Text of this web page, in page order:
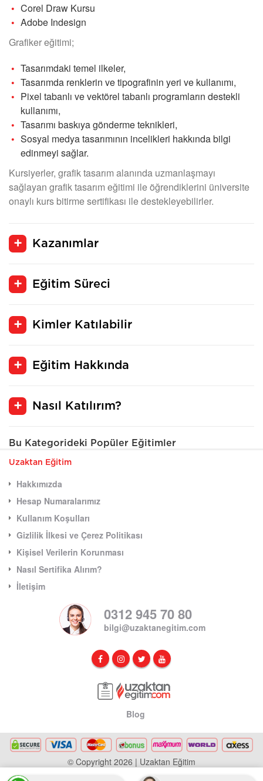
Corel Draw Kursu
Adobe Indesign
Grafiker eğitimi;
Tasarımdaki temel ilkeler,
Tasarımda renklerin ve tipografinin yeri ve kullanımı,
Pixel tabanlı ve vektörel tabanlı programların destekli
kullanımı,
Tasarımı baskıya gönderme teknikleri,
Sosyal medya tasarımının incelikleri hakkında bilgi
edinmeyi sağlar.
Kursiyerler, grafik tasarım alanında uzmanlaşmayı
sağlayan grafik tasarım eğitimi ile öğrendiklerini üniversite
onaylı kurs bitirme sertifikası ile destekleyebilirler.
Kazanımlar
Eğitim Süreci
Kimler Katılabilir
Eğitim Hakkında
Nasıl Katılırım?
Bu Kategorideki Popüler Eğitimler
Uzaktan Eğitim
Hakkımızda
Hesap Numaralarımız
Kullanım Koşulları
Gizlilik İlkesi ve Çerez Politikası
Kişisel Verilerin Korunması
Nasıl Sertifika Alırım?
İletişim
0312 945 70 80
bilgi@uzaktanegitim.com
Blog
© Copyright 2026 | Uzaktan Eğitim